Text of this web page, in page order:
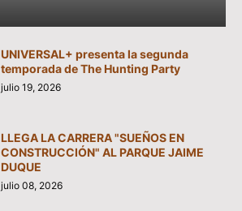
UNIVERSAL+ presenta la segunda
temporada de The Hunting Party
julio 19, 2026
LLEGA LA CARRERA "SUEÑOS EN
CONSTRUCCIÓN" AL PARQUE JAIME
DUQUE
julio 08, 2026